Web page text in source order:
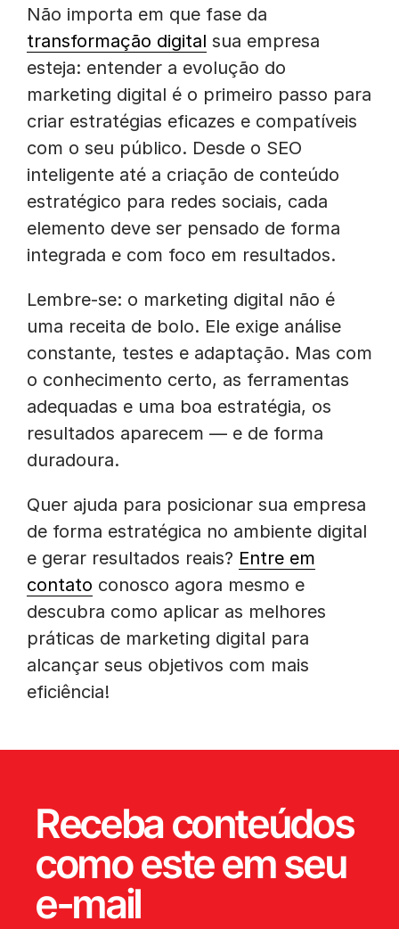
Não importa em que fase da
transformação digital sua empresa
esteja: entender a evolução do
marketing digital é o primeiro passo para
criar estratégias eficazes e compatíveis
com o seu público. Desde o SEO
inteligente até a criação de conteúdo
estratégico para redes sociais, cada
elemento deve ser pensado de forma
integrada e com foco em resultados.
Lembre-se: o marketing digital não é
uma receita de bolo. Ele exige análise
constante, testes e adaptação. Mas com
o conhecimento certo, as ferramentas
adequadas e uma boa estratégia, os
resultados aparecem — e de forma
duradoura.
Quer ajuda para posicionar sua empresa
de forma estratégica no ambiente digital
e gerar resultados reais? Entre em
contato conosco agora mesmo e
descubra como aplicar as melhores
práticas de marketing digital para
alcançar seus objetivos com mais
eficiência!
Receba conteúdos
como este em seu
e-mail